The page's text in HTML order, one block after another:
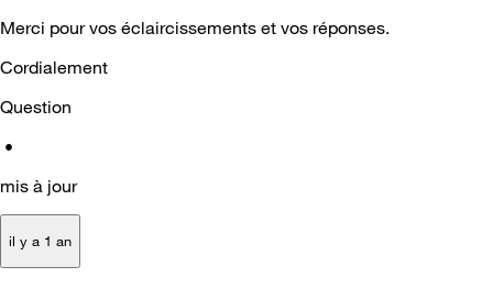
Merci pour vos éclaircissements et vos réponses.
Cordialement
Question
•
mis à jour
il y a 1 an